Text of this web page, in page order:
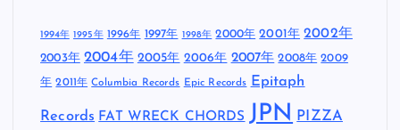
1994年 1995年 1996年 1997年 1998年 2000年 2001年 2002年
2003年 2004年 2005年 2006年 2007年 2008年 2009
年 2011年 Columbia Records Epic Records Epitaph
Records FAT WRECK CHORDS JPN PIZZA